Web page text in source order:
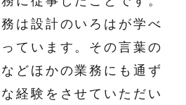
は設計のいろはが学べ
ています。その言葉の
どほかの業務にも通ず
経験をさせていただい